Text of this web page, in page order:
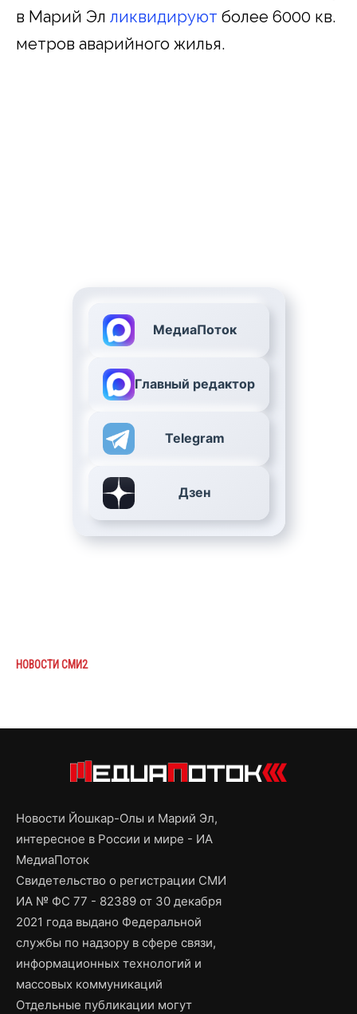
в Марий Эл ликвидируют более 6000 кв.
метров аварийного жилья.
МедиаПоток
Главный редактор
Telegram
Дзен
НОВОСТИ СМИ2
Новости Йошкар-Олы и Марий Эл,
интересное в России и мире - ИА
МедиаПоток
Свидетельство о регистрации СМИ
ИА № ФС 77 - 82389 от 30 декабря
2021 года выдано Федеральной
службы по надзору в сфере связи,
информационных технологий и
массовых коммуникаций
Отдельные публикации могут